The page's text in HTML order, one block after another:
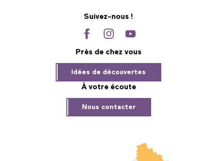
Suivez-nous !
Près de chez vous
Idées de découvertes
À votre écoute
Nous contacter